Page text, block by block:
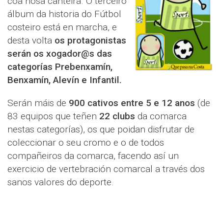
álbum da historia do Fútbol
costeiro está en marcha, e
desta volta os protagonistas
serán os xogador@s das
categorías Prebenxamín,
Benxamín, Alevín e Infantil.
Serán máis de 900 cativos entre 5 e 12 anos (de
83 equipos que teñen 22 clubs da comarca
nestas categorías), os que poidan disfrutar de
coleccionar o seu cromo e o de todos
compañeiros da comarca, facendo así un
exercicio de vertebración comarcal a través dos
sanos valores do deporte.